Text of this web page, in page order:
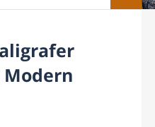
Modern